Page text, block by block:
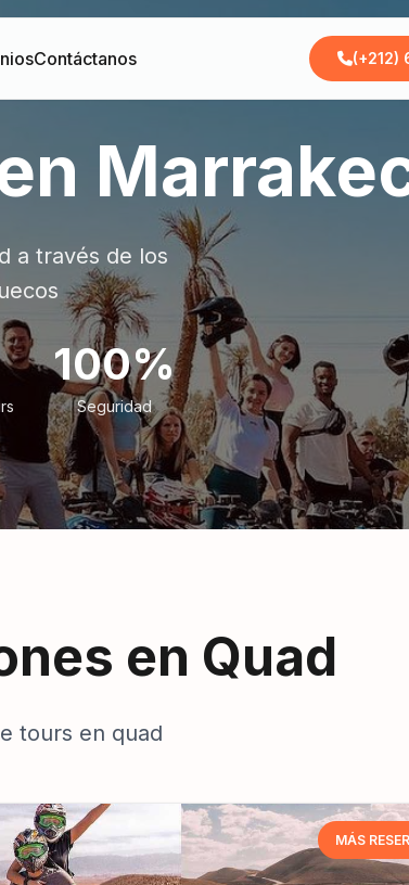
Contáctanos (+212)
a través de los
100%
Seguridad
en Quad
tours en quad
MÁS